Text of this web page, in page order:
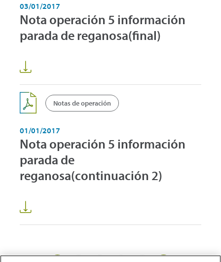
03/01/2017
Nota operación 5 información
parada de reganosa(final)
Notas de operación
01/01/2017
Nota operación 5 información
parada de
reganosa(continuación 2)